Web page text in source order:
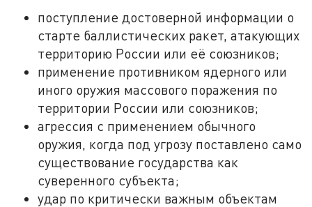
поступление достоверной информации о
старте баллистических ракет, атакующих
территорию России или её союзников;
применение противником ядерного или
иного оружия массового поражения по
территории России или союзников;
агрессия с применением обычного
оружия, когда под угрозу поставлено само
существование государства как
суверенного субъекта;
удар по критически важным объектам